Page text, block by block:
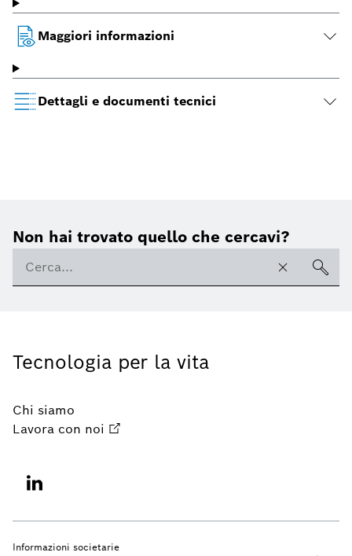
Maggiori informazioni
Dettagli e documenti tecnici
Non hai trovato quello che cercavi?
Tecnologia per la vita
Chi siamo
Lavora con noi
Informazioni societarie